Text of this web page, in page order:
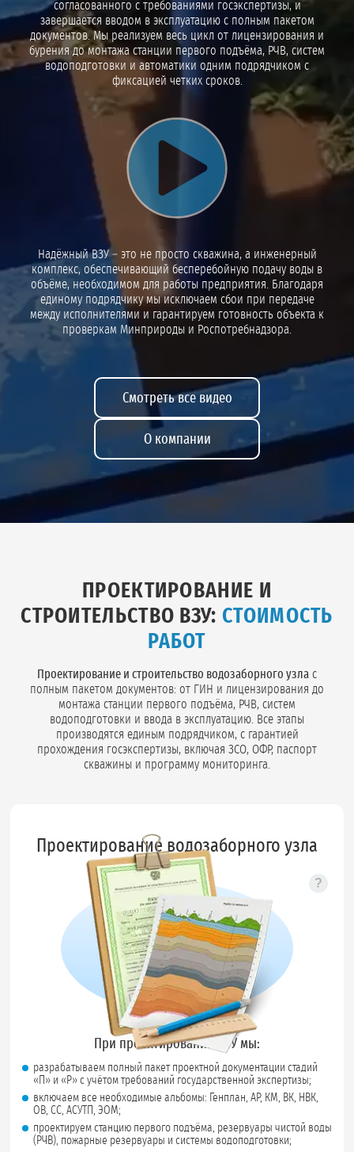
согласованного с требованиями госэкспертизы, и
завершается вводом в эксплуатацию с полным пакетом
документов. Мы реализуем весь цикл от лицензирования и
бурения до монтажа станции первого подъёма, РЧВ, систем
водоподготовки и автоматики одним подрядчиком с
фиксацией четких сроков.
Воспроизвести видео
Надёжный ВЗУ – это не просто скважина, а инженерный
комплекс, обеспечивающий бесперебойную подачу воды в
объёме, необходимом для работы предприятия. Благодаря
единому подрядчику мы исключаем сбои при передаче
между исполнителями и гарантируем готовность объекта к
проверкам Минприроды и Роспотребнадзора.
Смотреть все видео
О компании
ПРОЕКТИРОВАНИЕ И
СТРОИТЕЛЬСТВО ВЗУ: СТОИМОСТЬ
РАБОТ
Проектирование и строительство водозаборного узла с
полным пакетом документов: от ГИН и лицензирования до
монтажа станции первого подъёма, РЧВ, систем
водоподготовки и ввода в эксплуатацию. Все этапы
производятся единым подрядчиком, с гарантией
прохождения госэкспертизы, включая ЗСО, ОФР, паспорт
скважины и программу мониторинга.
Проектирование водозаборного узла
?
При проектировании ВЗУ мы:
разрабатываем полный пакет проектной документации стадий
«П» и «Р» с учётом требований государственной экспертизы;
включаем все необходимые альбомы: Генплан, АР, КМ, ВК, НВК,
ОВ, СС, АСУТП, ЭОМ;
проектируем станцию первого подъёма, резервуары чистой воды
(РЧВ), пожарные резервуары и системы водоподготовки;